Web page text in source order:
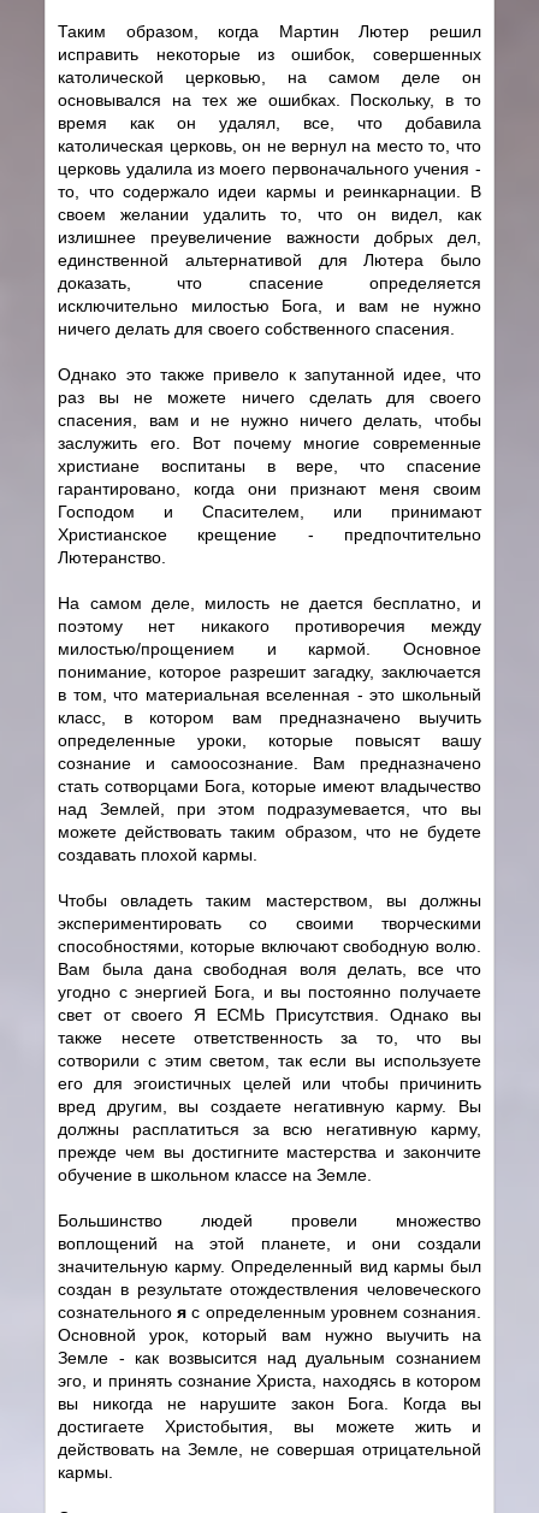
Таким образом, когда Мартин Лютер решил
исправить некоторые из ошибок, совершенных
католической церковью, на самом деле он
основывался на тех же ошибках. Поскольку, в то
время как он удалял, все, что добавила
католическая церковь, он не вернул на место то, что
церковь удалила из моего первоначального учения -
то, что содержало идеи кармы и реинкарнации. В
своем желании удалить то, что он видел, как
излишнее преувеличение важности добрых дел,
единственной альтернативой для Лютера было
доказать, что спасение определяется
исключительно милостью Бога, и вам не нужно
ничего делать для своего собственного спасения.
Однако это также привело к запутанной идее, что
раз вы не можете ничего сделать для своего
спасения, вам и не нужно ничего делать, чтобы
заслужить его. Вот почему многие современные
христиане воспитаны в вере, что спасение
гарантировано, когда они признают меня своим
Господом и Спасителем, или принимают
Христианское крещение - предпочтительно
Лютеранство.
На самом деле, милость не дается бесплатно, и
поэтому нет никакого противоречия между
милостью/прощением и кармой. Основное
понимание, которое разрешит загадку, заключается
в том, что материальная вселенная - это школьный
класс, в котором вам предназначено выучить
определенные уроки, которые повысят вашу
сознание и самоосознание. Вам предназначено
стать сотворцами Бога, которые имеют владычество
над Землей, при этом подразумевается, что вы
можете действовать таким образом, что не будете
создавать плохой кармы.
Чтобы овладеть таким мастерством, вы должны
экспериментировать со своими творческими
способностями, которые включают свободную волю.
Вам была дана свободная воля делать, все что
угодно с энергией Бога, и вы постоянно получаете
свет от своего Я ЕСМЬ Присутствия. Однако вы
также несете ответственность за то, что вы
сотворили с этим светом, так если вы используете
его для эгоистичных целей или чтобы причинить
вред другим, вы создаете негативную карму. Вы
должны расплатиться за всю негативную карму,
прежде чем вы достигните мастерства и закончите
обучение в школьном классе на Земле.
Большинство людей провели множество
воплощений на этой планете, и они создали
значительную карму. Определенный вид кармы был
создан в результате отождествления человеческого
сознательногоя с определенным уровнем сознания.
Основной урок, который вам нужно выучить на
Земле - как возвысится над дуальным сознанием
эго, и принять сознание Христа, находясь в котором
вы никогда не нарушите закон Бога. Когда вы
достигаете Христобытия, вы можете жить и
действовать на Земле, не совершая отрицательной
кармы.